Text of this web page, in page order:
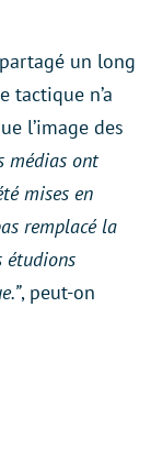
un long
tactique n’a
l’image des
médias ont
mises en
remplacé la
étudions
, peut-on